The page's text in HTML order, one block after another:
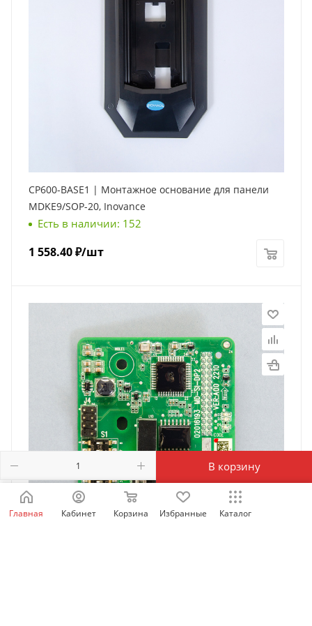
В корзину
CP600-BASE1 | Монтажное основание для панели
MDKE9/SOP-20, Inovance
Есть в наличии: 152
1 558.40₽/шт
Главная Кабинет Корзина Избранные Каталог